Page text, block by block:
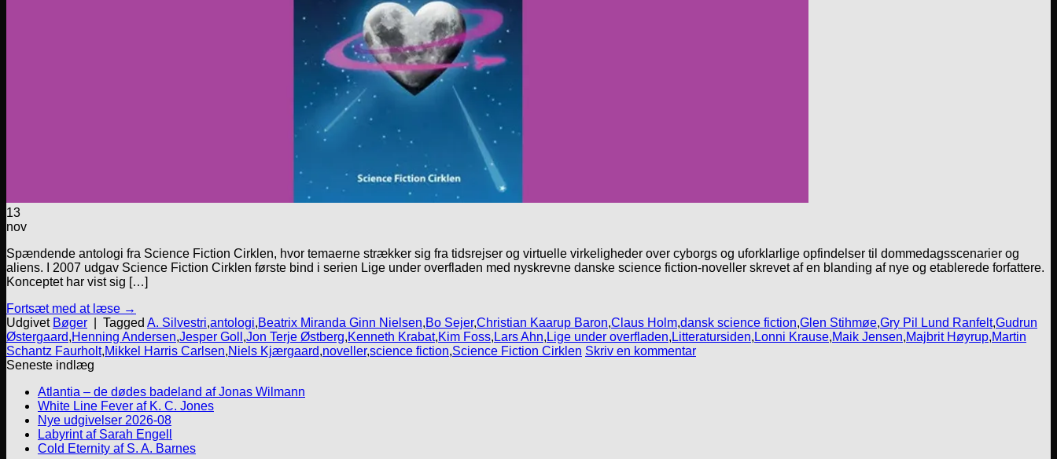
13
nov
Spændende antologi fra Science Fiction Cirklen, hvor temaerne strækker sig fra tidsrejser og virtuelle virkeligheder over cyborgs og uforklarlige opfindelser til dommedagsscenarier og
aliens. I 2007 udgav Science Fiction Cirklen første bind i serien Lige under overfladen med nyskrevne danske science fiction-noveller skrevet af en blanding af nye og etablerede forfattere.
Konceptet har vist sig […]
Fortsæt med at læse →
Udgivet Bøger Tagged A. Silvestri,antologi,Beatrix Miranda Ginn Nielsen,Bo Sejer,Christian Kaarup Baron,Claus Holm,dansk science fiction,Glen Stihmøe,Gry Pil Lund Ranfelt,Gudrun
Østergaard,Henning Andersen,Jesper Goll ,Jon Terje Østberg,Kenneth Krabat,Kim Foss, Lars Ahn, Lige under overfladen, Litteratursiden, Lonni Krause,Maik Jensen,Majbrit Høyrup,Martin
Schantz Faurholt,Mikkel Harris Carlsen,Niels Kjærgaard,noveller,science fiction,Science Fiction Cirklen Skriv en kommentar
Seneste indlæg
Atlantia – de dødes badeland af Jonas Wilmann
White Line Fever af K. C. Jones
Nye udgivelser 2026-08
Labyrint af Sarah Engell
Cold Eternity af S. A. Barnes